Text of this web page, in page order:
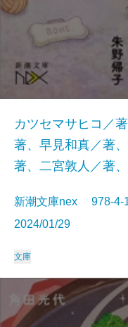
カツセマサヒコ／
著、早見和真／著
著、二宮敦人／著
新潮文庫nex 978-
2024/01/29
文庫